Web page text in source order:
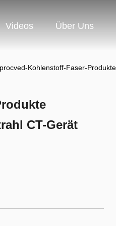
Videos Über Uns
Kohlenstoff-Faser-
CT-Gerät